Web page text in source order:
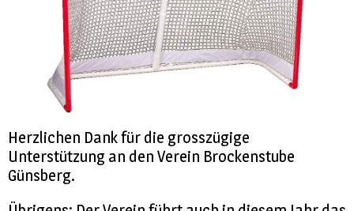
Herzlichen Dank für die grosszügige
Unterstützung an den Verein Brockenstube
Günsberg.